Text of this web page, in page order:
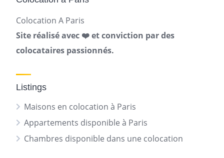
Colocation A Paris
Site réalisé avec ❤️ et conviction par des
colocataires passionnés.
Listings
Maisons en colocation à Paris
Appartements disponible à Paris
Chambres disponible dans une colocation